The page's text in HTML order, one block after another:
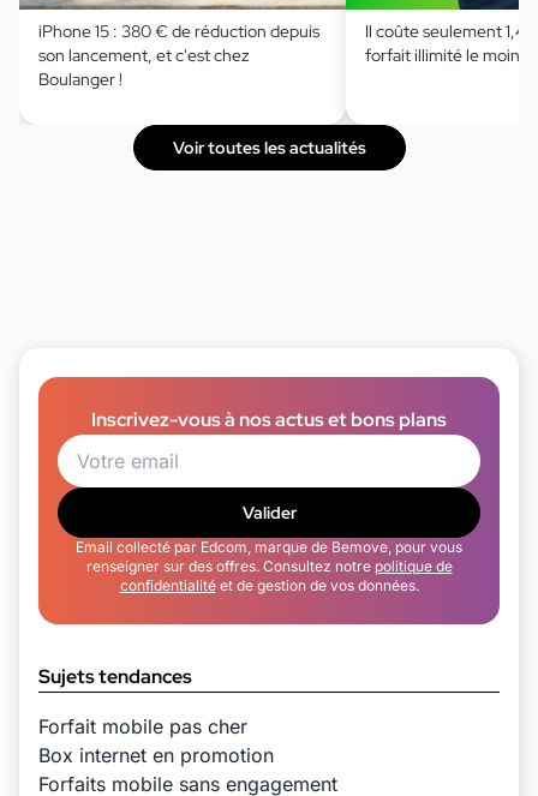
iPhone 15 : 380 € de réduction depuis
son lancement, et c'est chez
Boulanger !
Il coûte seulement
forfait illimité le moins
Voir toutes les actualités
Inscrivez-vous à nos actus et bons plans
Valider
Email collecté par Edcom, marque de Bemove, pour vous
renseigner sur des offres. Consultez notre politique de
confidentialitéet de gestion de vos données.
Sujets tendances
Forfait mobile pas cher
Box internet en promotion
Forfaits mobile sans engagement